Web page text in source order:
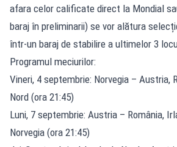
afara celor calificate direct la Mondial
baraj în preliminarii) se vor alătura
într-un baraj de stabilire a ultimelor 3
Programul meciurilor:
Vineri, 4 septembrie: Norvegia – Austria,
Nord (ora 21:45)
Luni, 7 septembrie: Austria – România,
Norvegia (ora 21:45)